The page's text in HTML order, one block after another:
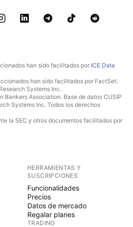
han sido facilitados por ICE Data
han sido facilitados por FactSet.
Systems Inc.
Association. Base de datos CUSIP
Systems Inc. Todos los derechos
la SEC y otros documentos facilitados por
HERRAMIENTAS Y
SUSCRIPCIONES
Funcionalidades
Precios
Datos de mercado
Regalar planes
TRADING